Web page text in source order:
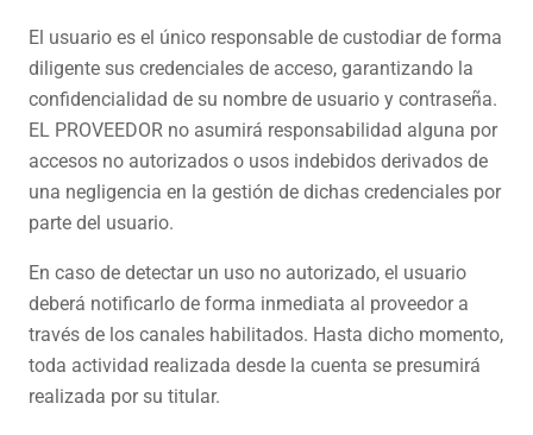
El usuario es el único responsable de custodiar de forma
diligente sus credenciales de acceso, garantizando la
confidencialidad de su nombre de usuario y contraseña.
EL PROVEEDOR no asumirá responsabilidad alguna por
accesos no autorizados o usos indebidos derivados de
una negligencia en la gestión de dichas credenciales por
parte del usuario.
En caso de detectar un uso no autorizado, el usuario
deberá notificarlo de forma inmediata al proveedor a
través de los canales habilitados. Hasta dicho momento,
toda actividad realizada desde la cuenta se presumirá
realizada por su titular.